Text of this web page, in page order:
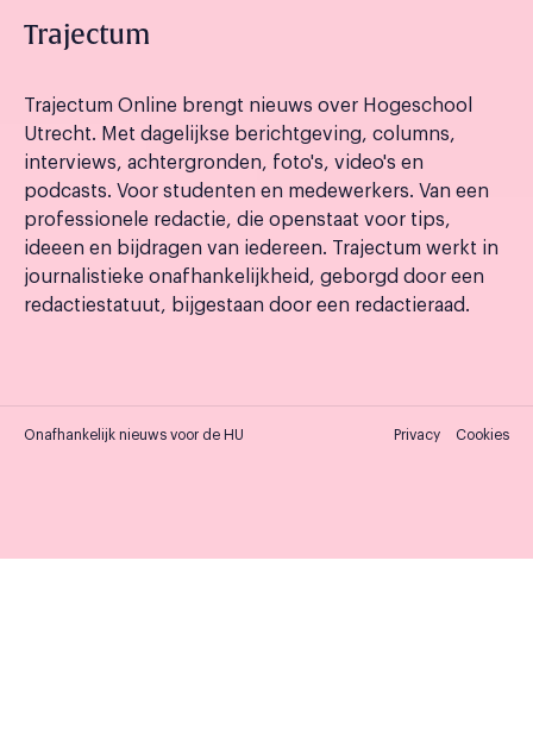
Trajectum
Trajectum Online brengt nieuws over Hogeschool
Utrecht. Met dagelijkse berichtgeving, columns,
interviews, achtergronden, foto's, video's en
podcasts. Voor studenten en medewerkers. Van een
professionele redactie, die openstaat voor tips,
ideeen en bijdragen van iedereen. Trajectum werkt in
journalistieke onafhankelijkheid, geborgd door een
redactiestatuut, bijgestaan door een redactieraad.
Onafhankelijk nieuws voor de HU Privacy Cookies